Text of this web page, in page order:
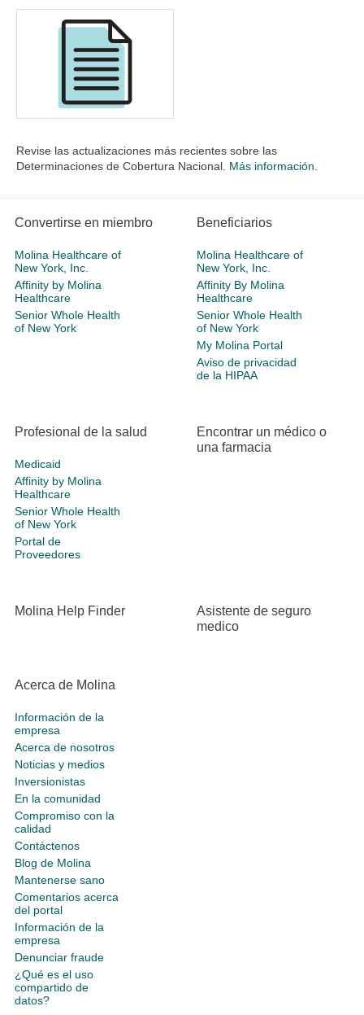
Revise las actualizaciones más recientes sobre las
Determinaciones de Cobertura Nacional. Más información.
Convertirse en miembro
Molina Healthcare of
New York, Inc.
Affinity by Molina
Healthcare
Senior Whole Health
of New York
Beneficiarios
Molina Healthcare of
New York, Inc.
Affinity By Molina
Healthcare
Senior Whole Health
of New York
My Molina Portal
Aviso de privacidad
de la HIPAA
Profesional de la salud
Medicaid
Affinity by Molina
Healthcare
Senior Whole Health
of New York
Portal de
Proveedores
Encontrar un médico o
una farmacia
Molina Help Finder
Asistente de seguro
medico
Acerca de Molina
Información de la
empresa
Acerca de nosotros
Noticias y medios
Inversionistas
En la comunidad
Compromiso con la
calidad
Contáctenos
Blog de Molina
Mantenerse sano
Comentarios acerca
del portal
Información de la
empresa
Denunciar fraude
¿Qué es el uso
compartido de
datos?